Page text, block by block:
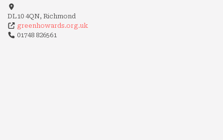
DL10 4QN, Richmond
greenhowards.org.uk
01748 826561